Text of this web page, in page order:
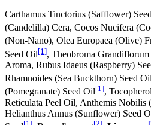
Carthamus Tinctorius (Safflower)
(Candelilla) Cera, Cocos Nucifera
(Non-Nano), Olea Europaea (Olive)
Seed Oil[1], Theobroma
Aroma, Rubus Idaeus (Raspberry)
Rhamnoides (Sea Buckthorn) Seed Oil
(Pomegranate) Seed Oil[1],
Reticulata Peel Oil, Anthemis Nobilis
Helianthus Annus (Sunflower) Seed